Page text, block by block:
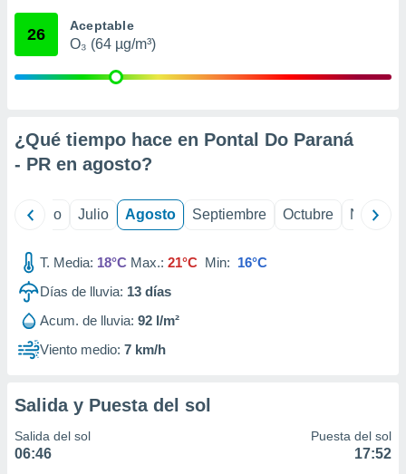
mediante
publicidad
1199
26 Aceptable
O₃ (64 µg/m³)
¿Qué tiempo hace en Pontal Do Paraná
- PR en agosto?
Junio Julio Agosto Septiembre Octubre
T. Media: 18°C Max.: 21°C Min: 16°C
Días de lluvia: 13 días
Acum. de lluvia: 92 l/m²
Viento medio: 7 km/h
Salida y Puesta del sol
Salida del sol
06:46
Puesta del sol
17:52